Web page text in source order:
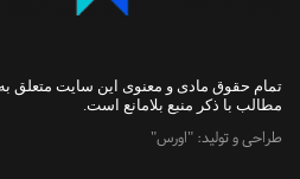
تمام حقوق مادی و معنوی این سایت متعلق به
مطالب با ذکر منبع بلامانع است.
طراحی و تولید: "اورس"